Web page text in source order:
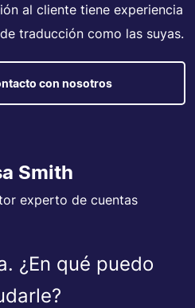
al cliente tiene experiencia
traducción como las suyas.
con nosotros
Smith
experto de cuentas
¿En qué puedo